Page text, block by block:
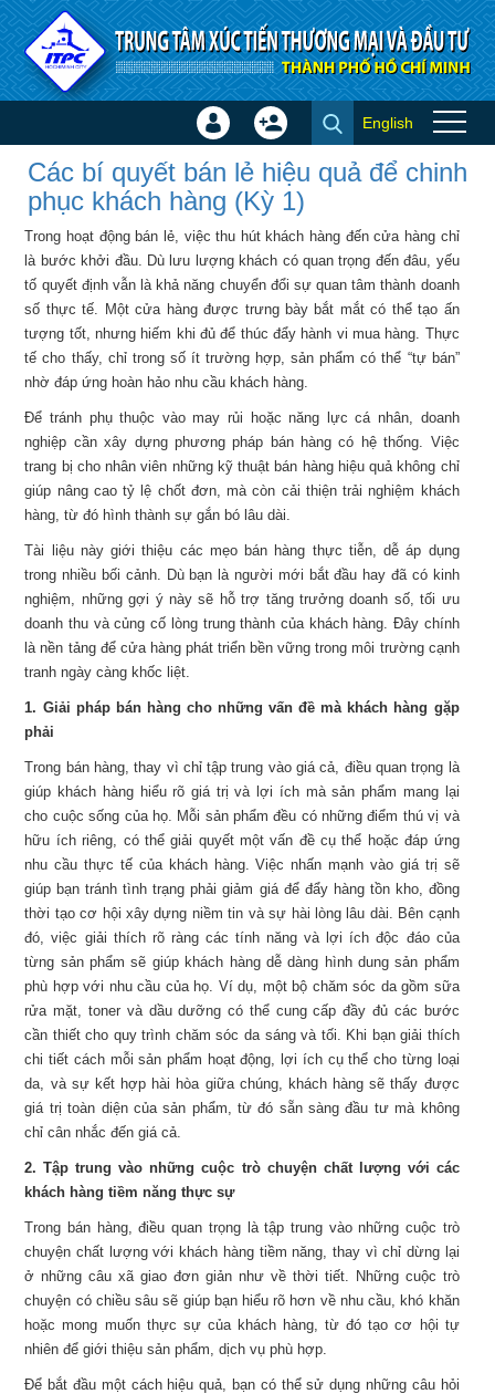
Truy cập nội dung luôn
Các bí quyết bán lẻ hiệu quả
để chinh phục khách hàng (Kỳ
1) - Tin ITPC
Đăng
Tạo
khoản
English
×
Các bí quyết bán lẻ hiệu quả để chinh
phục khách hàng (Kỳ 1)
Trong hoạt động bán lẻ, việc thu hút khách hàng đến cửa hàng chỉ
là bước khởi đầu. Dù lưu lượng khách có quan trọng đến đâu, yếu
tố quyết định vẫn là khả năng chuyển đổi sự quan tâm thành doanh
số thực tế. Một cửa hàng được trưng bày bắt mắt có thể tạo ấn
tượng tốt, nhưng hiếm khi đủ để thúc đẩy hành vi mua hàng. Thực
tế cho thấy, chỉ trong số ít trường hợp, sản phẩm có thể “tự bán”
nhờ đáp ứng hoàn hảo nhu cầu khách hàng.
Để tránh phụ thuộc vào may rủi hoặc năng lực cá nhân, doanh
nghiệp cần xây dựng phương pháp bán hàng có hệ thống. Việc
trang bị cho nhân viên những kỹ thuật bán hàng hiệu quả không chỉ
giúp nâng cao tỷ lệ chốt đơn, mà còn cải thiện trải nghiệm khách
hàng, từ đó hình thành sự gắn bó lâu dài.
Tài liệu này giới thiệu các mẹo bán hàng thực tiễn, dễ áp dụng
trong nhiều bối cảnh. Dù bạn là người mới bắt đầu hay đã có kinh
nghiệm, những gợi ý này sẽ hỗ trợ tăng trưởng doanh số, tối ưu
doanh thu và củng cố lòng trung thành của khách hàng. Đây chính
là nền tảng để cửa hàng phát triển bền vững trong môi trường cạnh
tranh ngày càng khốc liệt.
1. Giải pháp bán hàng cho những vấn đề mà khách hàng gặp
phải
Trong bán hàng, thay vì chỉ tập trung vào giá cả, điều quan trọng là
giúp khách hàng hiểu rõ giá trị và lợi ích mà sản phẩm mang lại
cho cuộc sống của họ. Mỗi sản phẩm đều có những điểm thú vị và
hữu ích riêng, có thể giải quyết một vấn đề cụ thể hoặc đáp ứng
nhu cầu thực tế của khách hàng. Việc nhấn mạnh vào giá trị sẽ
giúp bạn tránh tình trạng phải giảm giá để đẩy hàng tồn kho, đồng
thời tạo cơ hội xây dựng niềm tin và sự hài lòng lâu dài. Bên cạnh
đó, việc giải thích rõ ràng các tính năng và lợi ích độc đáo của
từng sản phẩm sẽ giúp khách hàng dễ dàng hình dung sản phẩm
phù hợp với nhu cầu của họ. Ví dụ, một bộ chăm sóc da gồm sữa
rửa mặt, toner và dầu dưỡng có thể cung cấp đầy đủ các bước
cần thiết cho quy trình chăm sóc da sáng và tối. Khi bạn giải thích
chi tiết cách mỗi sản phẩm hoạt động, lợi ích cụ thể cho từng loại
da, và sự kết hợp hài hòa giữa chúng, khách hàng sẽ thấy được
giá trị toàn diện của sản phẩm, từ đó sẵn sàng đầu tư mà không
chỉ cân nhắc đến giá cả.
2. Tập trung vào những cuộc trò chuyện chất lượng với các
khách hàng tiềm năng thực sự
Trong bán hàng, điều quan trọng là tập trung vào những cuộc trò
chuyện chất lượng với khách hàng tiềm năng, thay vì chỉ dừng lại
ở những câu xã giao đơn giản như về thời tiết. Những cuộc trò
chuyện có chiều sâu sẽ giúp bạn hiểu rõ hơn về nhu cầu, khó khăn
hoặc mong muốn thực sự của khách hàng, từ đó tạo cơ hội tự
nhiên để giới thiệu sản phẩm, dịch vụ phù hợp.
Để bắt đầu một cách hiệu quả, bạn có thể sử dụng những câu hỏi